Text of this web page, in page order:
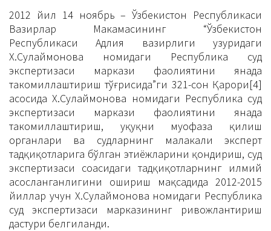
2012 йил 14 ноябрь – Ўзбекистон Республикаси
Вазирлар Маҳкамасининг “Ўзбекистон
Республикаси Адлия вазирлиги ҳузуридаги
Х.Сулаймонова номидаги Республика суд
экспертизаси маркази фаолиятини янада
такомиллаштириш тўғрисида”ги 321-сон Қарори[4]
асосида Х.Сулаймонова номидаги Республика суд
экспертизаси маркази фаолиятини янада
такомиллаштириш, ҳуқуқни муҳофаза қилиш
органлари ва судларнинг малакали эксперт
тадқиқотларига бўлган эҳтиёжларини қондириш, суд
экспертизаси соҳасидаги тадқиқотларнинг илмий
асосланганлигини ошириш мақсадида 2012-2015
йиллар учун Х.Сулаймонова номидаги Республика
суд экспертизаси марказининг ривожлантириш
дастури белгиланди.